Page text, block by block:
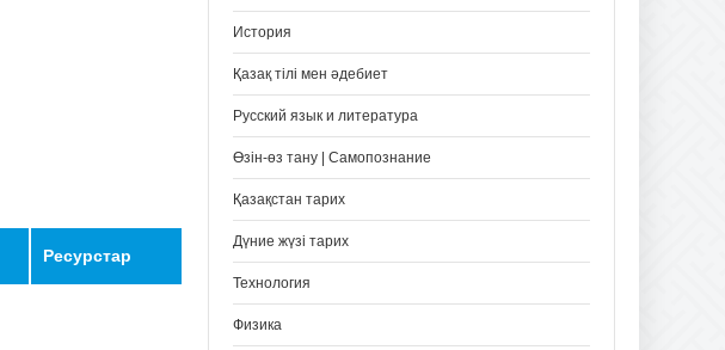
Ресурстар
История
Қазақ тілі мен әдебиет
Русский язык и литература
Өзін-өз тану | Самопознание
Қазақстан тарих
Дүние жүзі тарих
Технология
Физика